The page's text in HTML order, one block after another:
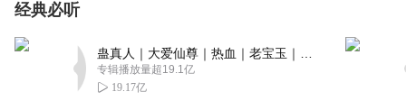
经典必听
专辑播放量超19.1亿
19.17亿